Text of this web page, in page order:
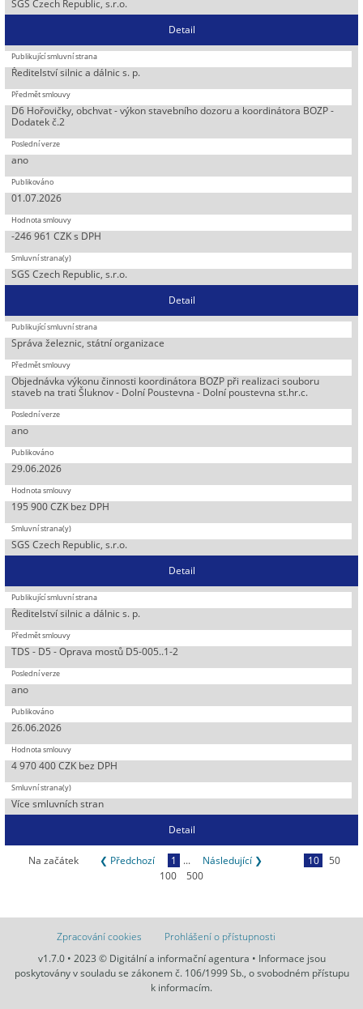
SGS Czech Republic, s.r.o.
Detail
Ředitelství silnic a dálnic s. p.
D6 Hořovičky, obchvat - výkon stavebního dozoru a koordinátora BOZP -
Dodatek č.2
ano
01.07.2026
-246 961 CZK s DPH
SGS Czech Republic, s.r.o.
Detail
Správa železnic, státní organizace
Objednávka výkonu činnosti koordinátora BOZP při realizaci souboru
staveb na trati Šluknov - Dolní Poustevna - Dolní poustevna st.hr.c.
ano
29.06.2026
195 900 CZK bez DPH
SGS Czech Republic, s.r.o.
Detail
Ředitelství silnic a dálnic s. p.
TDS - D5 - Oprava mostů D5-005..1-2
ano
26.06.2026
4 970 400 CZK bez DPH
Více smluvních stran
Detail
Na začátek ❮ Předchozí 1 ... Následující ❯ 10
50
100
500
Zpracování cookies
Prohlášení o přístupnosti
v1.7.0 • 2023 © Digitální a informační agentura • Informace jsou
poskytovány v souladu se zákonem č. 106/1999 Sb., o svobodném přístupu
k informacím.